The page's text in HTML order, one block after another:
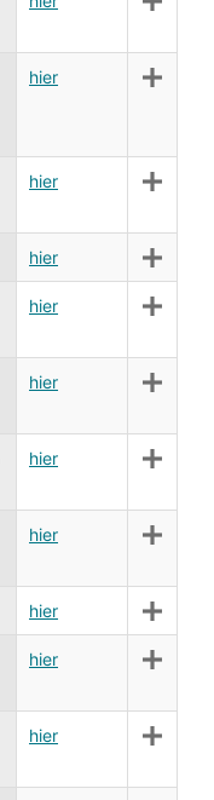
hier
hier
hier
hier
hier
hier
hier
hier
hier
hier